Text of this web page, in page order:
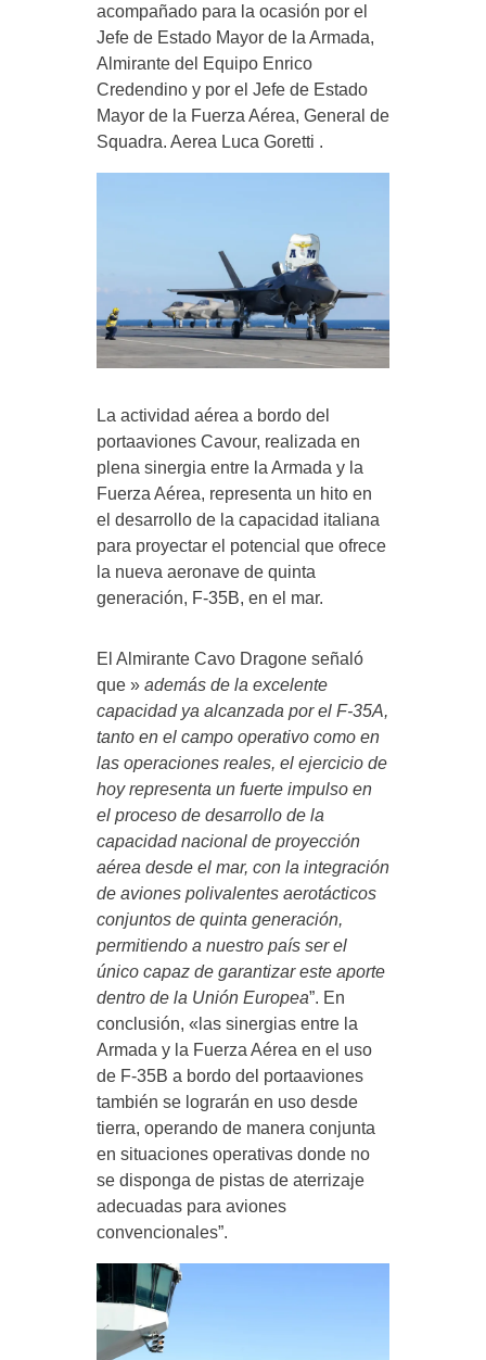
acompañado para la ocasión por el
Jefe de Estado Mayor de la Armada,
Almirante del Equipo Enrico
Credendino y por el Jefe de Estado
Mayor de la Fuerza Aérea, General de
Squadra. Aerea Luca Goretti .
La actividad aérea a bordo del
portaaviones Cavour, realizada en
plena sinergia entre la Armada y la
Fuerza Aérea, representa un hito en
el desarrollo de la capacidad italiana
para proyectar el potencial que ofrece
la nueva aeronave de quinta
generación, F-35B, en el mar.
El Almirante Cavo Dragone señaló
que » además de la excelente
capacidad ya alcanzada por el F-35A,
tanto en el campo operativo como en
las operaciones reales, el ejercicio de
hoy representa un fuerte impulso en
el proceso de desarrollo de la
capacidad nacional de proyección
aérea desde el mar, con la integración
de aviones polivalentes aerotácticos
conjuntos de quinta generación,
permitiendo a nuestro país ser el
único capaz de garantizar este aporte
dentro de la Unión Europea”. En
conclusión, «las sinergias entre la
Armada y la Fuerza Aérea en el uso
de F-35B a bordo del portaaviones
también se lograrán en uso desde
tierra, operando de manera conjunta
en situaciones operativas donde no
se disponga de pistas de aterrizaje
adecuadas para aviones
convencionales”.